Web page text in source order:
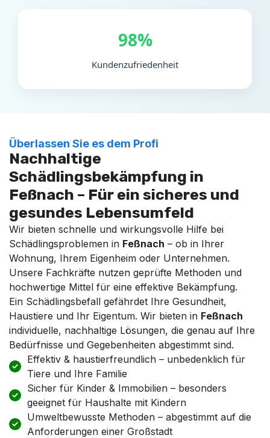
98%
Kundenzufriedenheit
Überlassen Sie es dem Profi
Nachhaltige
Schädlingsbekämpfung in
Feßnach – Für ein sicheres und
gesundes Lebensumfeld
Wir bieten schnelle und wirkungsvolle Hilfe bei
Schädlingsproblemen in Feßnach – ob in Ihrer
Wohnung, Ihrem Eigenheim oder Unternehmen.
Unsere Fachkräfte nutzen geprüfte Methoden und
hochwertige Mittel für eine effektive Bekämpfung.
Ein Schädlingsbefall gefährdet Ihre Gesundheit,
Haustiere und Ihr Eigentum. Wir bieten in Feßnach
individuelle, nachhaltige Lösungen, die genau auf Ihre
Bedürfnisse und Gegebenheiten abgestimmt sind.
Effektiv & haustierfreundlich – unbedenklich für
Tiere und Ihre Familie
Sicher für Kinder & Immobilien – besonders
geeignet für Haushalte mit Kindern
Umweltbewusste Methoden – abgestimmt auf die
Anforderungen einer Großstadt